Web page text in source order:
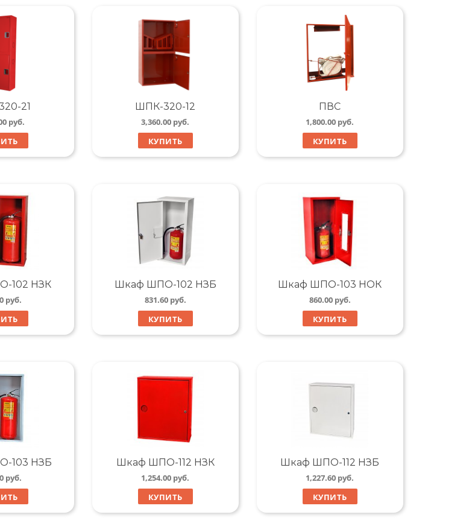
21
руб.
ШПК-320-12
3,360.00 руб.
КУПИТЬ
ПВС
1,800.00 руб.
КУПИТЬ
102 НЗК
руб.
Шкаф ШПО-102 НЗБ
831.60 руб.
КУПИТЬ
Шкаф ШПО-103 НОК
860.00 руб.
КУПИТЬ
103 НЗБ
руб.
Шкаф ШПО-112 НЗК
1,254.00 руб.
КУПИТЬ
Шкаф ШПО-112 НЗБ
1,227.60 руб.
КУПИТЬ